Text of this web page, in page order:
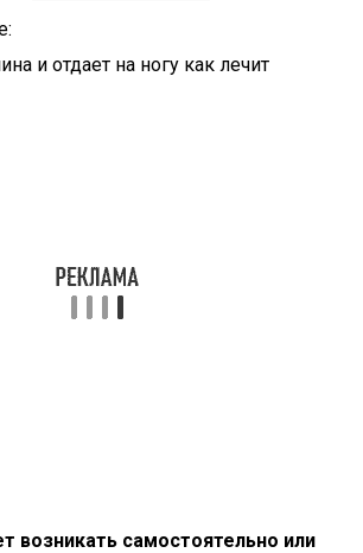
и отдает на ногу как лечит
возникать самостоятельно или